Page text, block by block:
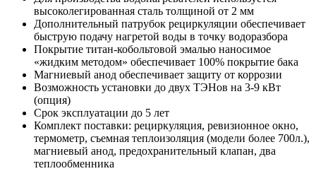
высоколегированная сталь толщиной от 2 мм
Дополнительный патрубок рециркуляции обеспечивает
быструю подачу нагретой воды в точку водоразбора
Покрытие титан-кобольтовой эмалью наносимое
«жидким методом» обеспечивает 100% покрытие бака
Магниевый анод обеспечивает защиту от коррозии
Возможность установки до двух ТЭНов на 3-9 кВт
(опция)
Срок эксплуатации до 5 лет
Комплект поставки: рециркуляция, ревизионное окно,
термометр, съемная теплоизоляция (модели более 700л.),
магниевый анод, предохранительный клапан, два
теплообменника